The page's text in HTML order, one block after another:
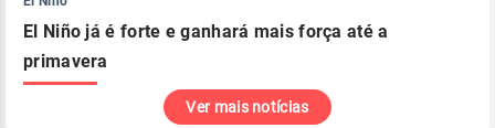
El Niño já é forte e ganhará mais força até a
primavera
Ver mais notícias